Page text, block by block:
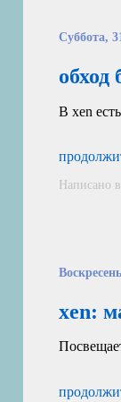
Суббота,
обход
В xen
Написано
xen: